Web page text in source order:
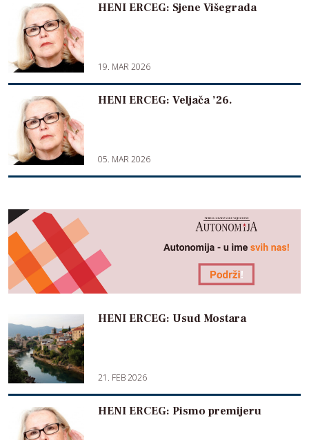
HENI ERCEG: Sjene Višegrada
19. MAR 2026
HENI ERCEG: Veljača ’26.
05. MAR 2026
HENI ERCEG: Usud Mostara
21. FEB 2026
HENI ERCEG: Pismo premijeru